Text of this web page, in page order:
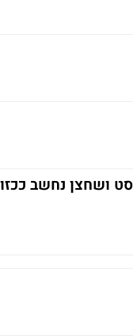
ושחצן נחשב ככזו